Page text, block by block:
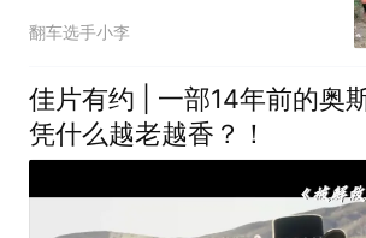
可惜
翻车选手小李
佳片有约 | 一部14年前的奥
凭什么越老越香？！